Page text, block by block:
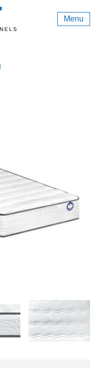
Menu